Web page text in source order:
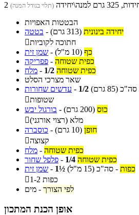
למנה\יחידה (תלוי בגודל המנה)
הבטטות האפויות
בטטה - יחידה בינונית (313 גרם)
חתוכה לקוביות
שמן זית - כף (10 מ"ל)
פפריקה - כפית שטוחה
מלח - 1/2 כפית שטוחה
שאר מצרכי הסלט
עדשים שחורות - 1/2 סה"כ (85 גרם)
שטופות
בורגול יבש - כוס (200 גרם)
מלא (רצוי אורגני)
כוסברה - חופן (10 גרם)
קצוצה
מלח - כפית שטוחה
פלפל שחור - 1/4 כפית שטוחה
שמן זית - 1½ כפות - סה"כ (15 מ"ל)

1-2 כפות
מים - לפי הצורך
אופן הכנת המתכון